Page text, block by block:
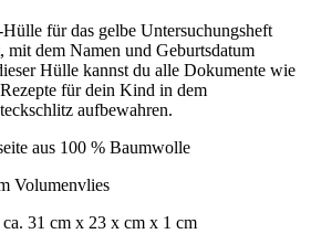
für das gelbe Untersuchungsheft
dem Namen und Geburtsdatum
Hülle kannst du alle Dokumente wie
für dein Kind in dem
aufbewahren.
aus 100 % Baumwolle
Volumenvlies
31 cm x 23 x cm x 1 cm